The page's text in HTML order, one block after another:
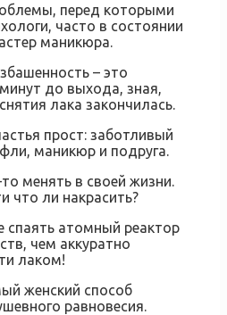
перед которыми
часто в состоянии
маникюра.
– это
до выхода, зная,
лака закончилась.
прост: заботливый
маникюр и подруга.
менять в своей жизни.
что ли накрасить?
спаять атомный реактор
чем аккуратно
лаком!
женский способ
равновесия.